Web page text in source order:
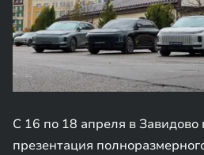
С 16 по 18 апреля в Завидово
презентация